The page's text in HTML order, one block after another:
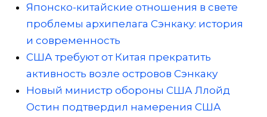
Японско-китайские отношения в свете
проблемы архипелага Сэнкаку: история
и современность
США требуют от Китая прекратить
активность возле островов Сэнкаку
Новый министр обороны США Ллойд
Остин подтвердил намерения США